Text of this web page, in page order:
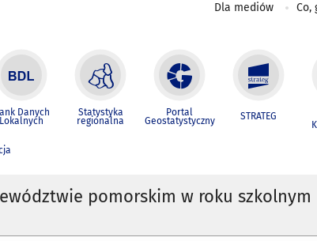
Dla mediów Co,
Danych
Lokalnych
Statystyka
regionalna
Portal
Geostatystyczny STRATEG
pomorskim w roku szkolnym